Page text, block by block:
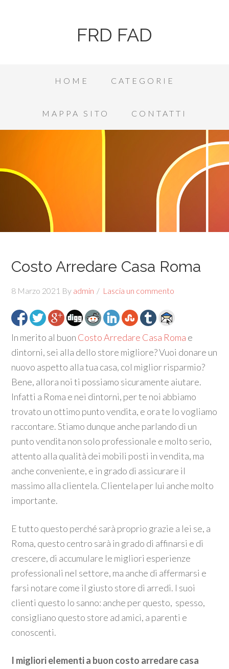
FRD FAD
HOME CATEGORIE
MAPPA SITO CONTATTI
Costo Arredare Casa Roma
8 Marzo 2021 By admin Lascia un commento
In merito al buon Costo Arredare Casa Roma e
dintorni, sei alla dello store migliore? Vuoi donare un
nuovo aspetto alla tua casa, col miglior risparmio?
Bene, allora noi ti possiamo sicuramente aiutare.
Infatti a Roma e nei dintorni, per te noi abbiamo
trovato un ottimo punto vendita, e ora te lo vogliamo
raccontare. Stiamo dunque anche parlando di un
punto vendita non solo professionale e molto serio,
attento alla qualità dei mobili posti in vendita, ma
anche conveniente, e in grado di assicurare il
massimo alla clientela. Clientela per lui anche molto
importante.
E tutto questo perché sarà proprio grazie a lei se, a
Roma, questo centro sarà in grado di affinarsi e di
crescere, di accumulare le migliori esperienze
professionali nel settore, ma anche di affermarsi e
farsi notare come il giusto store di arredi. I suoi
clienti questo lo sanno: anche per questo, spesso,
consigliano questo store ad amici, a parenti e
conoscenti.
I migliori elementi a buon costo arredare casa